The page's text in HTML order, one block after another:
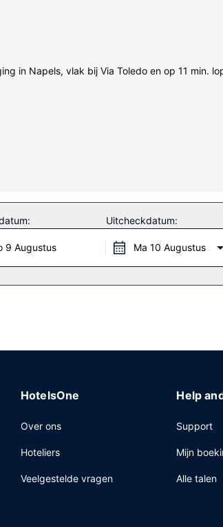
in Napels, vlak bij Via Toledo en op 11 min.
online, terwijl de tv met satellietzenders
blijf op je kamer en profiteer in dit hotel van
een ontbijtbuffet geserveerd van
9 Augustus
Uitcheckdatum:
Ma 10 Augustus
HotelsOne
Over ons
Hoteliers
Veelgestelde vragen
Help
Support
Mijn
Alle talen